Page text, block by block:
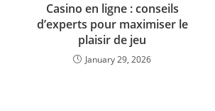
Casino en ligne : conseils
d’experts pour maximiser le
plaisir de jeu
January 29, 2026